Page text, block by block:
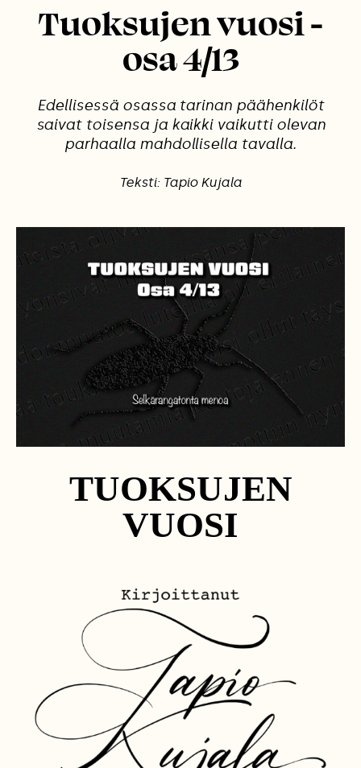
Tuoksujen vuosi -
osa 4/13
Edellisessä osassa tarinan päähenkilöt
saivat toisensa ja kaikki vaikutti olevan
parhaalla mahdollisella tavalla.
Teksti: Tapio Kujala
TUOKSUJEN
VUOSI